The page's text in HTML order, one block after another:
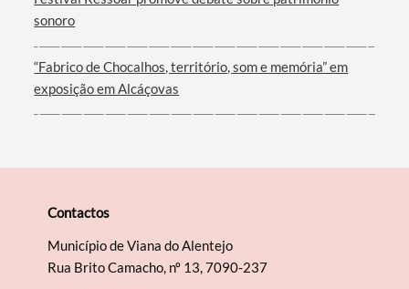
sonoro
“Fabrico de Chocalhos, território, som e memória” em
exposição em Alcáçovas
Contactos
Município de Viana do Alentejo
Rua Brito Camacho, nº 13, 7090-237